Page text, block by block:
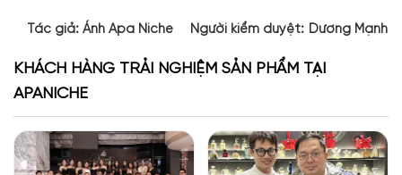
Thiết kế của Bois Sikar Atelier Des Ors
Tác giả: Ánh Apa Niche Người kiểm duyệt: Dương Mạnh
KHÁCH HÀNG TRẢI NGHIỆM SẢN PHẨM TẠI
APANICHE